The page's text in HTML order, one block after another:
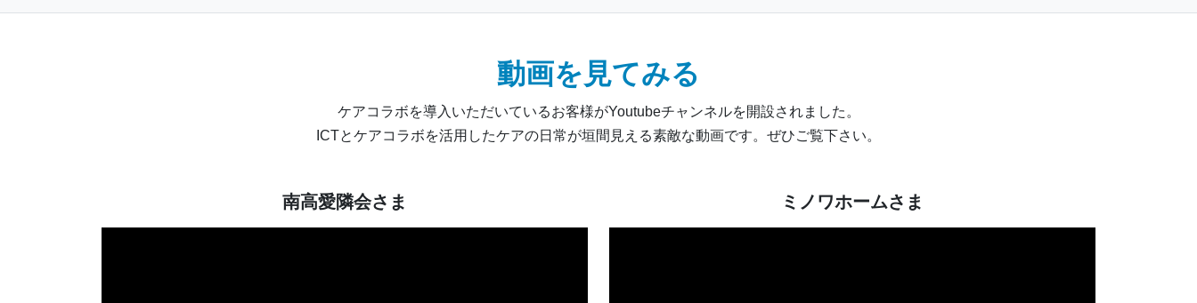
動画を見てみる
ケアコラボを導入いただいているお客様がYoutubeチャンネルを開設されました。
ICTとケアコラボを活用したケアの日常が垣間見える素敵な動画です。ぜひご覧下さい。
南高愛隣会さま ミノワホームさま